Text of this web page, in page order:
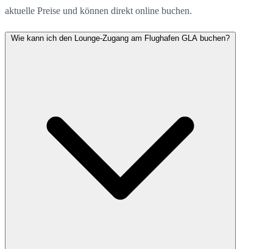
aktuelle Preise und können direkt online buchen.
Wie kann ich den Lounge-Zugang am Flughafen GLA buchen?